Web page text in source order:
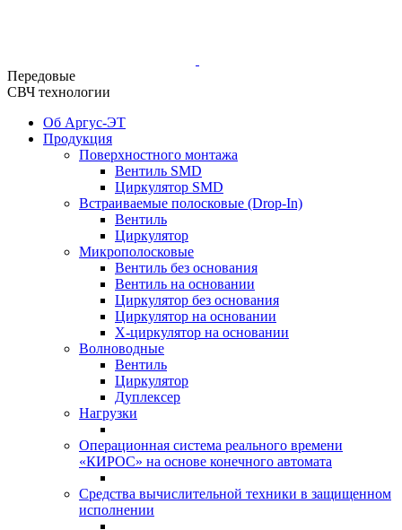
Передовые
СВЧ технологии
Об Аргус-ЭТ
Продукция
Поверхностного монтажа
Вентиль SMD
Циркулятор SMD
Встраиваемые полосковые (Drop-In)
Вентиль
Циркулятор
Микрополосковые
Вентиль без основания
Вентиль на основании
Циркулятор без основания
Циркулятор на основании
Х-циркулятор на основании
Волноводные
Вентиль
Циркулятор
Дуплексер
Нагрузки
Операционная система реального времени
«КИРОС» на основе конечного автомата
Средства вычислительной техники в защищенном
исполнении